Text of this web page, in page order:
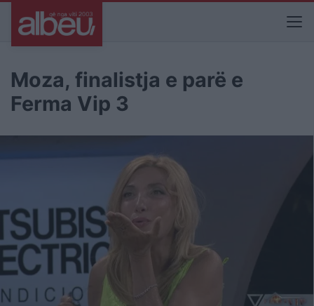
Moza, finalistja e parë e
Ferma Vip 3